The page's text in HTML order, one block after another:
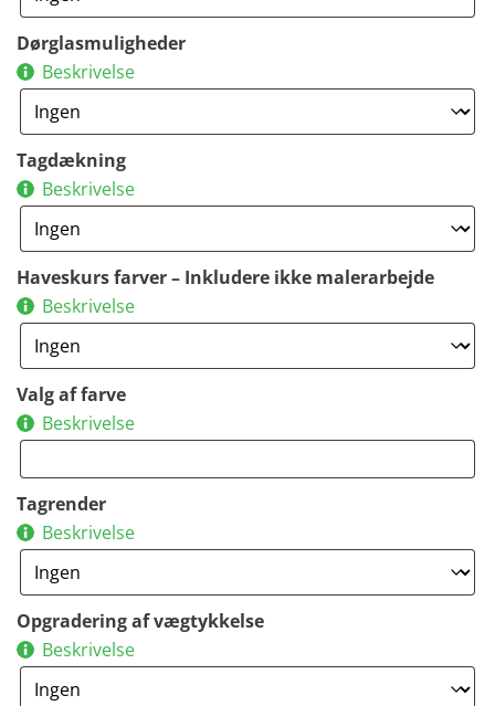
Dørglasmuligheder
Beskrivelse
Tagdækning
Beskrivelse
Haveskurs farver – Inkludere ikke malerarbejde
Beskrivelse
Valg af farve
Beskrivelse
Tagrender
Beskrivelse
Opgradering af vægtykkelse
Beskrivelse